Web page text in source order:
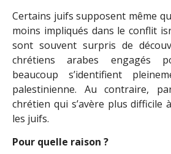
Certains juifs supposent même
moins impliqués dans le conflit
sont souvent surpris de
chrétiens arabes engagés
beaucoup s’identifient
palestinienne. Au contraire,
chrétien qui s’avère plus difficile
les juifs.
Pour quelle raison ?